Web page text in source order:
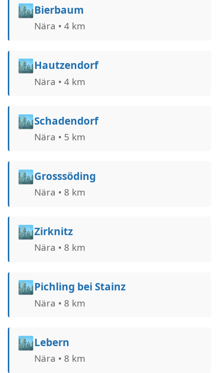
🏙️Bierbaum
Nära • 4 km
🏙️Hautzendorf
Nära • 4 km
🏙️Schadendorf
Nära • 5 km
🏙️Grosssöding
Nära • 8 km
🏙️Zirknitz
Nära • 8 km
🏙️Pichling bei Stainz
Nära • 8 km
🏙️Lebern
Nära • 8 km